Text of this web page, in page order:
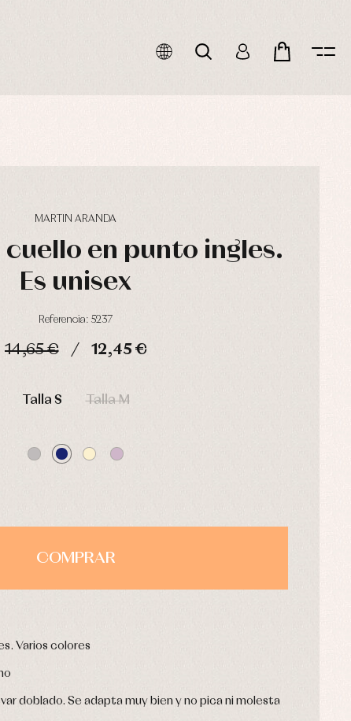
MARTIN ARANDA
cuello en punto ingles.
Es unisex
Referencia: 5237
14,65 € 12,45 €
Talla S Talla M
COMPRAR
Varios colores
doblado. Se adapta muy bien y no pica ni molesta